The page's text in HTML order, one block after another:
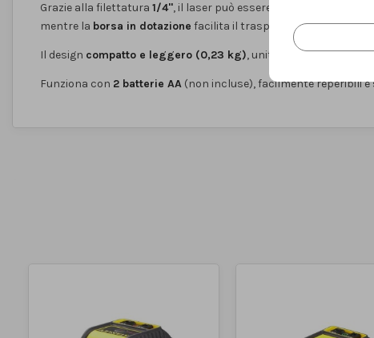
Grazie alla filettatura 1/4", il laser può essere montato su
mentre la borsa in dotazione facilita il trasporto e la
Il design compatto e leggero (0,23 kg), unito al rivestimento
Funziona con 2 batterie AA (non incluse), facilmente reperibili